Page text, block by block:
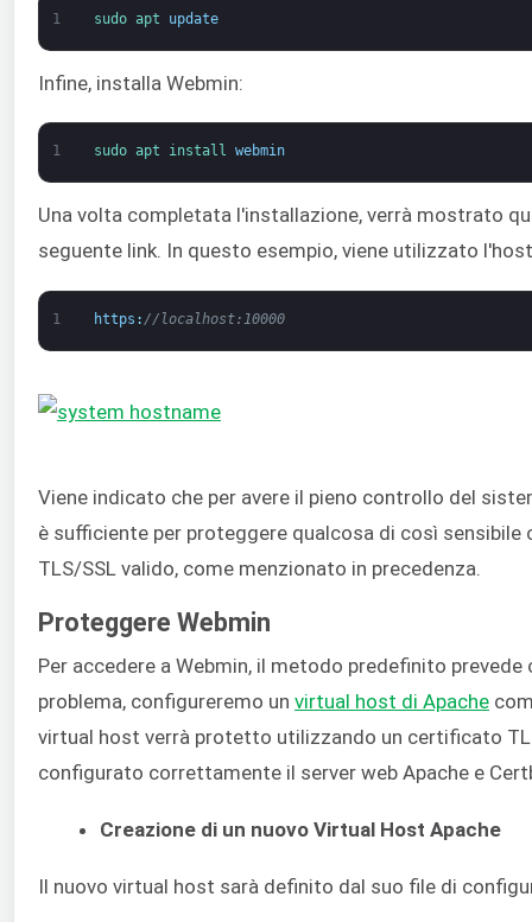
1 sudo apt update
Infine, installa Webmin:
1 sudo apt install webmin
Una volta completata l'installazione, verrà mostrato
seguente link. In questo esempio, viene utilizzato
1 https : //localhost:10000
Viene indicato che per avere il pieno controllo del
è sufficiente per proteggere qualcosa di così
TLS/SSL valido, come menzionato in precedenza.
Proteggere Webmin
Per accedere a Webmin, il metodo predefinito
problema, configureremo un virtual host di Apache
virtual host verrà protetto utilizzando un certificato
configurato correttamente il server web Apache e
Creazione di un nuovo Virtual Host Apache
Il nuovo virtual host sarà definito dal suo file di